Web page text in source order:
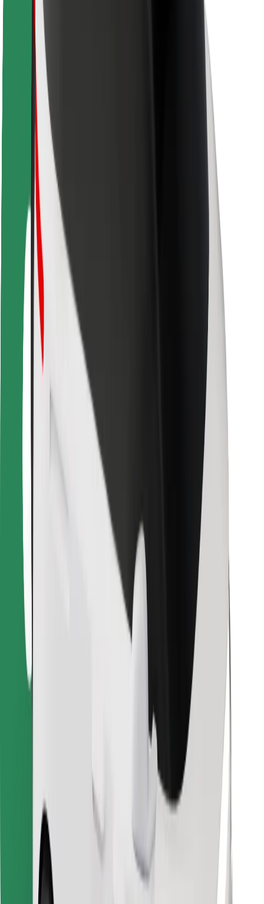
Villes
Aéroports
Stations de charge Bolt
Support
Pour les passagers
Pour les chauffeurs
Pour les livreurs
Bolt Food
Pour les propriétaires de flotte
Pour les restaurants
Bolt for Business
Autres
Fournisseurs
Conditions générales
Obtenez un trajet en quelques minutes !
Télécharger l'appli Bolt
Retrouvez tous vos plats favoris !
Télécharger l'appli Bolt Food